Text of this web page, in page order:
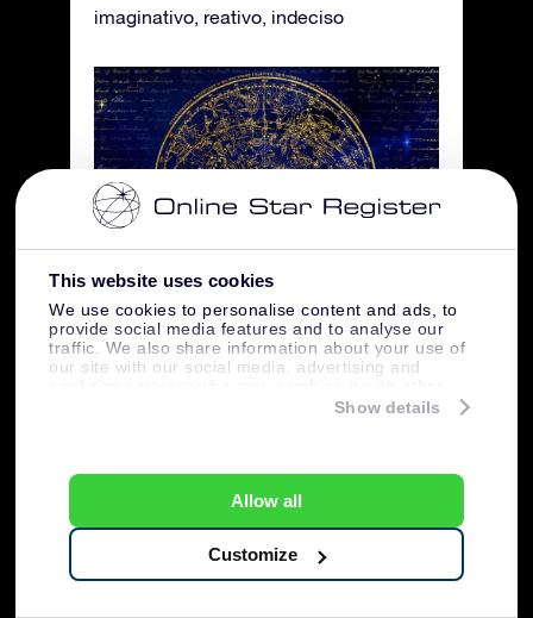
This website uses cookies
We use cookies to personalise content and ads, to
provide social media features and to analyse our
traffic. We also share information about your use of
our site with our social media, advertising and
information that you’ve provided to them or that
Show details
Allow all
Customize
imaginativo, reativo, indeciso
Créditos pela imagem: Pixabay
constelação
termo latino que significa “conjunto de
estrelas”.